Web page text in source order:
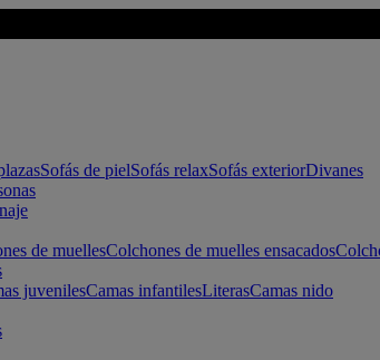
Sofás de pielSofás relaxSofás exteriorDivanes
de muellesColchones de muelles ensacados
juvenilesCamas infantilesLiterasCamas nido